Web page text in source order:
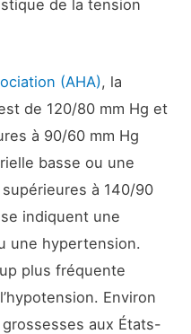
de la tension
(AHA), la
de 120/80 mm Hg et
à 90/60 mm Hg
basse ou une
à 140/90
indiquent une
une hypertension.
plus fréquente
Environ
aux États-